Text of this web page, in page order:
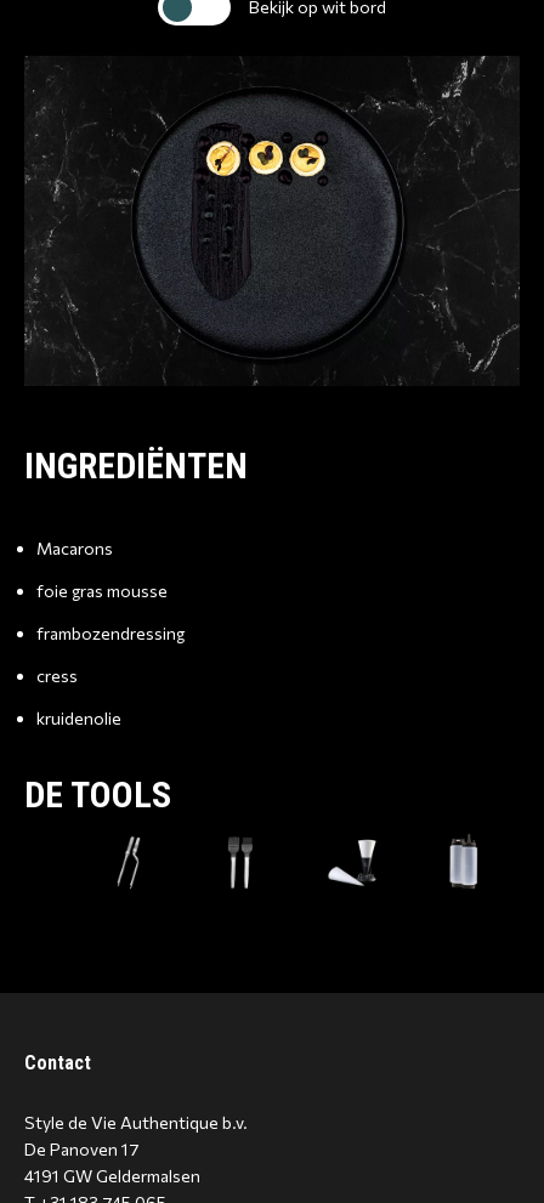
Bekijk op wit bord
INGREDIËNTEN
Macarons
foie gras mousse
frambozendressing
cress
kruidenolie
DE TOOLS
Contact
Style de Vie Authentique b.v.
De Panoven 17
4191 GW Geldermalsen